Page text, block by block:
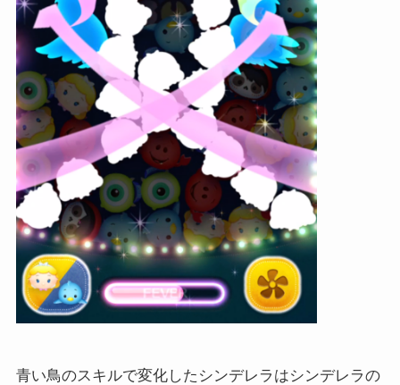
青い鳥のスキルで変化したシンデレラはシンデレラの